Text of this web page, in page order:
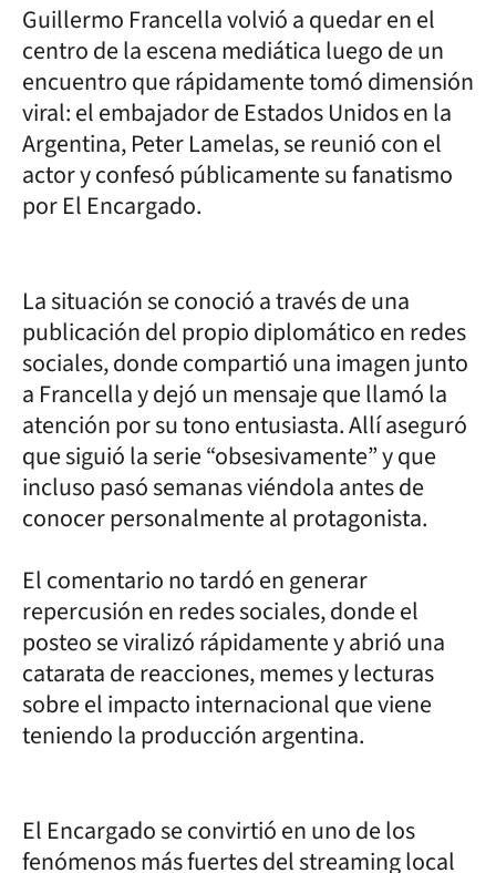
Guillermo Francella volvió a quedar en el
centro de la escena mediática luego de un
encuentro que rápidamente tomó dimensión
viral: el embajador de Estados Unidos en la
Argentina, Peter Lamelas, se reunió con el
actor y confesó públicamente su fanatismo
por El Encargado.
La situación se conoció a través de una
publicación del propio diplomático en redes
sociales, donde compartió una imagen junto
a Francella y dejó un mensaje que llamó la
atención por su tono entusiasta. Allí aseguró
que siguió la serie “obsesivamente” y que
incluso pasó semanas viéndola antes de
conocer personalmente al protagonista.
El comentario no tardó en generar
repercusión en redes sociales, donde el
posteo se viralizó rápidamente y abrió una
catarata de reacciones, memes y lecturas
sobre el impacto internacional que viene
teniendo la producción argentina.
El Encargado se convirtió en uno de los
fenómenos más fuertes del streaming local